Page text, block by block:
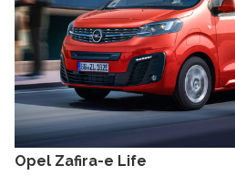
Opel Zafira-e Life